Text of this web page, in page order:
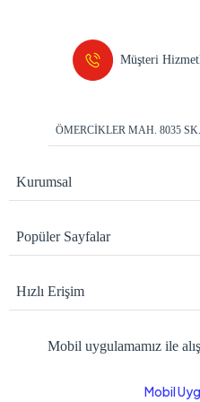
Müşteri
ÖMERCİKLER MAH. 8035
Kurumsal
Popüler Sayfalar
Hızlı Erişim
Mobil uygulamamız ile
Mobil